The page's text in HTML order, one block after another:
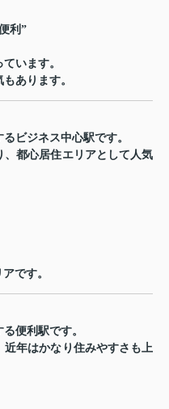
利”
います。
あります。
ビジネス中心駅です。
都心居住エリアとして人気
です。
便利駅です。
年はかなり住みやすさも上